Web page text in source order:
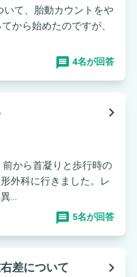
いて、胎動カウントをや
から始めたのですが、
4名が回答
navigate_next
から首凝りと歩行時の
外科に行きました。レ
...
5名が回答
差について
navigate_next